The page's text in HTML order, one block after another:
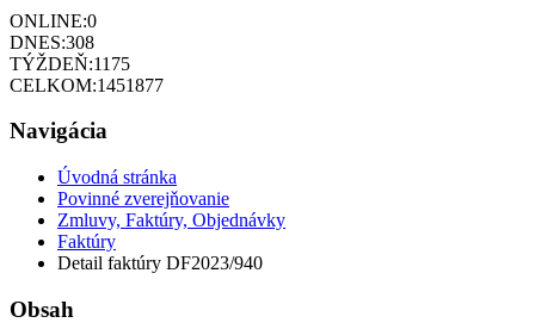
ONLINE:0
DNES:308
TÝŽDEŇ:1175
CELKOM:1451877
Navigácia
Úvodná stránka
Povinné zverejňovanie
Zmluvy, Faktúry, Objednávky
Faktúry
Detail faktúry DF2023/940
Obsah